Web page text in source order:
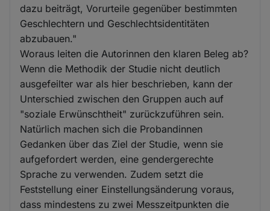
dazu beiträgt, Vorurteile gegenüber bestimmten
Geschlechtern und Geschlechtsidentitäten
abzubauen."
Woraus leiten die Autorinnen den klaren Beleg ab?
Wenn die Methodik der Studie nicht deutlich
ausgefeilter war als hier beschrieben, kann der
Unterschied zwischen den Gruppen auch auf
"soziale Erwünschtheit" zurückzuführen sein.
Natürlich machen sich die Probandinnen
Gedanken über das Ziel der Studie, wenn sie
aufgefordert werden, eine gendergerechte
Sprache zu verwenden. Zudem setzt die
Feststellung einer Einstellungsänderung voraus,
dass mindestens zu zwei Messzeitpunkten die